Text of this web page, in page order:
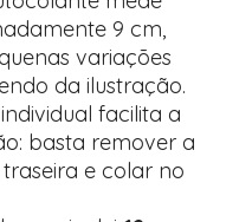
9 cm,
variações
da ilustração.
facilita a
basta remover a
e colar no